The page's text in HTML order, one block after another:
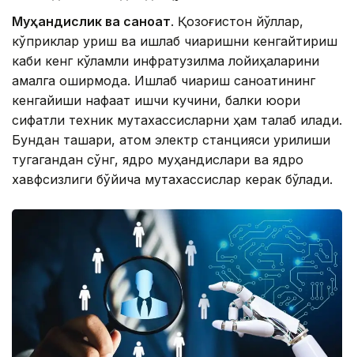
Муҳандислик ва саноат. Қозоғистон йўллар,
кўприклар қуриш ва ишлаб чиқаришни кенгайтириш
каби кенг кўламли инфратузилма лойиҳаларини
амалга оширмоқда. Ишлаб чиқариш саноатининг
кенгайиши нафақат ишчи кучини, балки юқори
сифатли техник мутахассисларни ҳам талаб қилади.
Бундан ташқари, атом электр станцияси қурилиши
тугагандан сўнг, ядро муҳандислари ва ядро
хавфсизлиги бўйича мутахассислар керак бўлади.